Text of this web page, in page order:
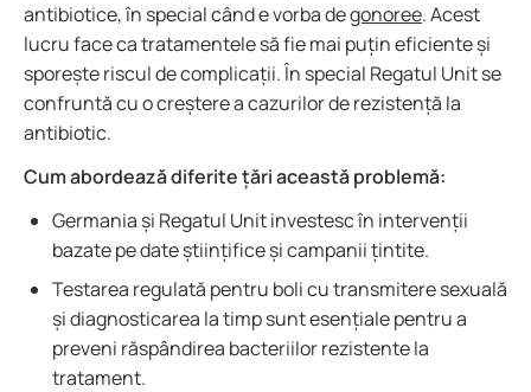
antibiotice, în special când e vorba degonoree. Acest
lucru face ca tratamentele să fie mai puțin eficiente și
sporește riscul de complicații. În special Regatul Unit se
confruntă cu o creștere a cazurilor de rezistență la
antibiotic.
Cum abordează diferite țări această problemă:
Germania și Regatul Unit investesc în intervenții
bazate pe date științifice și campanii țintite.
Testarea regulată pentru boli cu transmitere sexuală
și diagnosticarea la timp sunt esențiale pentru a
preveni răspândirea bacteriilor rezistente la
tratament.